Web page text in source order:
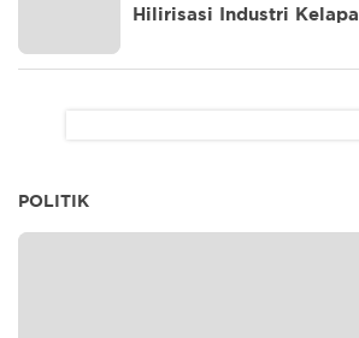
Hilirisasi Industri Kelapa
POLITIK